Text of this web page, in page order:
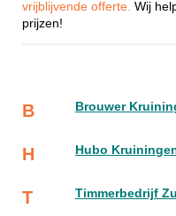
vrijblijvende offerte. Wij
prijzen!
B Brouwer
H Hubo
T Timmerbedrijf